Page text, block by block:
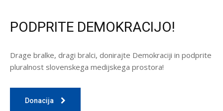
PODPRITE DEMOKRACIJO!
Drage bralke, dragi bralci, donirajte Demokraciji in podprite
pluralnost slovenskega medijskega prostora!
Donacija